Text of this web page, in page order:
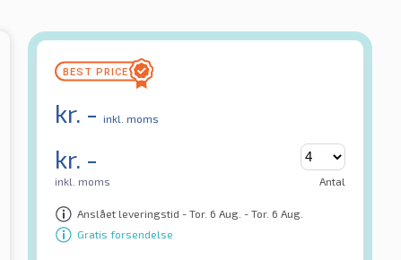
kr. - inkl. moms
kr. -
inkl. moms Antal
Anslået leveringstid - Tor. 6 Aug. - Tor. 6 Aug.
Gratis forsendelse